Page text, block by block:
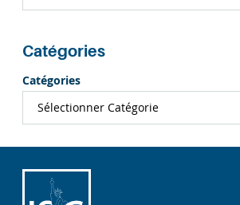
Catégories
Catégories